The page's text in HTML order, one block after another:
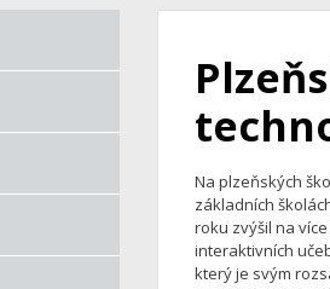
Na plzeňských
základních
roku zvýšil na
interaktivních
který je svým